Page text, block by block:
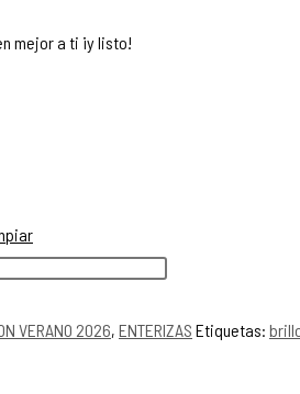
mejor a ti ¡y listo!
VERANO 2026, ENTERIZAS Etiquetas: